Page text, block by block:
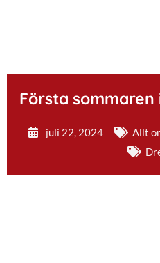
Första sommaren
juli 22, 2024 Allt